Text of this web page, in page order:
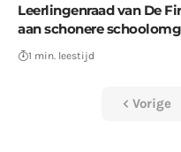
Leerlingenraad van De
aan schonere
1 min. leestijd
Vorige